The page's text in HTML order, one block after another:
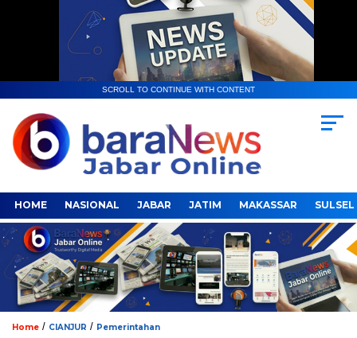
SCROLL TO CONTINUE WITH CONTENT
HOME NASIONAL JABAR JATIM MAKASSAR SULSEL
Home / CIANJUR / Pemerintahan